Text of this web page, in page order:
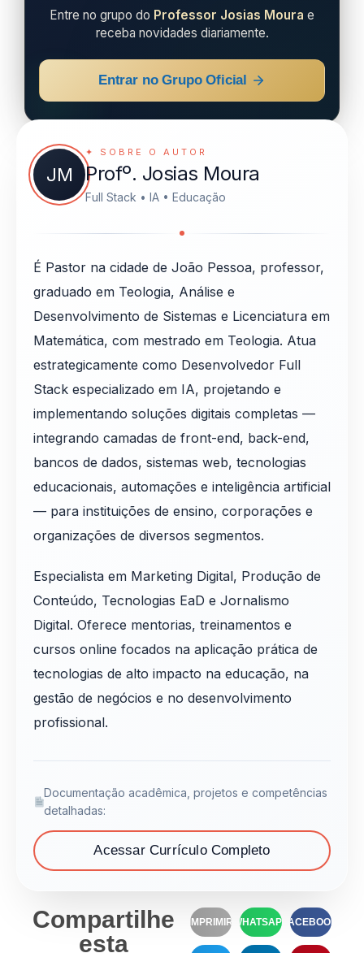
Entre no grupo do Professor Josias Moura e
receba novidades diariamente.
Entrar no Grupo Oficial
JM
✦ SOBRE O AUTOR
Profº. Josias Moura
Full Stack • IA • Educação
É Pastor na cidade de João Pessoa, professor,
graduado em Teologia, Análise e
Desenvolvimento de Sistemas e Licenciatura em
Matemática, com mestrado em Teologia. Atua
estrategicamente como Desenvolvedor Full
Stack especializado em IA, projetando e
implementando soluções digitais completas —
integrando camadas de front-end, back-end,
bancos de dados, sistemas web, tecnologias
educacionais, automações e inteligência artificial
— para instituições de ensino, corporações e
organizações de diversos segmentos.
Especialista em Marketing Digital, Produção de
Conteúdo, Tecnologias EaD e Jornalismo
Digital. Oferece mentorias, treinamentos e
cursos online focados na aplicação prática de
tecnologias de alto impacto na educação, na
gestão de negócios e no desenvolvimento
profissional.
Documentação acadêmica, projetos e competências
detalhadas:
Acessar Currículo Completo
Compartilhe
esta
IMPRIMIR WHATSAPP FACEBOOK